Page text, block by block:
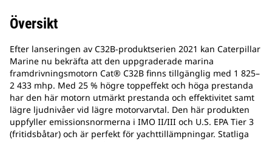
Översikt
Efter lanseringen av C32B-produktserien 2021 kan Caterpillar
Marine nu bekräfta att den uppgraderade marina
framdrivningsmotorn Cat® C32B finns tillgänglig med 1 825–
2 433 mhp. Med 25 % högre toppeffekt och höga prestanda
har den här motorn utmärkt prestanda och effektivitet samt
lägre ljudnivåer vid lägre motorvarvtal. Den här produkten
uppfyller emissionsnormerna i IMO II/III och U.S. EPA Tier 3
(fritidsbåtar) och är perfekt för yachttillämpningar. Statliga